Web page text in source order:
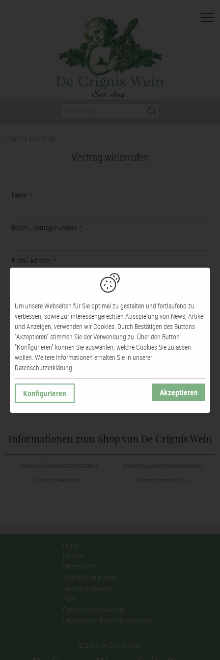
« Zurück zum Shop
Vertrag widerrufen
Name
Bestell-/Vertragsnummer
E-Mail-Adresse
WIDERRUF BESTÄTIGEN
* Pflichtfelder
Informationen zum Shop von De Crignis Wein
Versand-/Zahlungsinformationen Allgemeine Geschäftsbedingungen
Widerrufsbelehrung Datenschutzerklärung
Um unsere Webseiten für Sie optimal zu gestalten und fortlaufend zu
verbessen, sowie zur interessengerechten Ausspielung von News, Artikel
und Anzeigen, verwenden wir Cookies. Durch Bestätigen des Buttons
"Akzeptieren" stimmen Sie der Verwendung zu. Über den Button
"Konfigurieren" können Sie auswählen, welche Cookies Sie zulassen
wollen. Weitere Informationen erhalten Sie in unserer
Datenschutzerklärung.
Konfigurieren Akzeptieren
Home
Kontakt
Impressum
Widerrufsbelehrung
Vertrag widerrufen
AGB
Datenschutzerklärung
Privatsphäre-Einstellungen ändern
© 2017 De Crignis Wein